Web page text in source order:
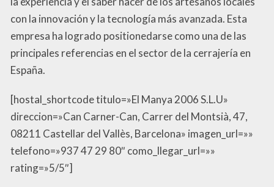
con la innovación y la tecnología más avanzada. Esta
empresa ha logrado positionedarse como una de las
principales referencias en el sector de la cerrajería en
España.
[hostal_shortcode titulo=»El Manya 2006 S.L.U»
direccion=»Can Carner-Can, Carrer del Montsià, 47,
08211 Castellar del Vallès, Barcelona» imagen_url=»»
telefono=»937 47 29 80″ como_llegar_url=»»
rating=»5/5″]